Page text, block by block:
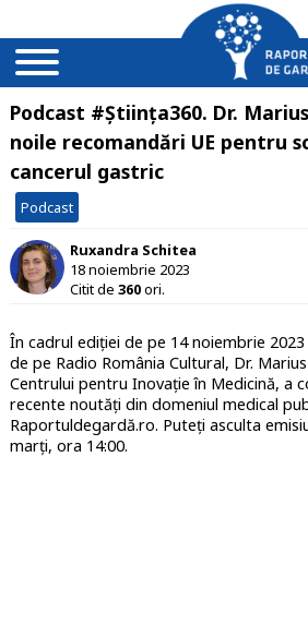
Podcast #Știința360. Dr.
noile recomandări UE pentru
cancerul gastric
Podcast
Ruxandra Schitea
18 noiembrie 2023
Citit de 360ori.
În cadrul ediției de pe 14 noiembrie
de pe Radio România Cultural, Dr.
Centrului pentru Inovație în Medicină, a
recente noutăți din domeniul medical
Raportuldegardă.ro. Puteți asculta
marți, ora 14:00.